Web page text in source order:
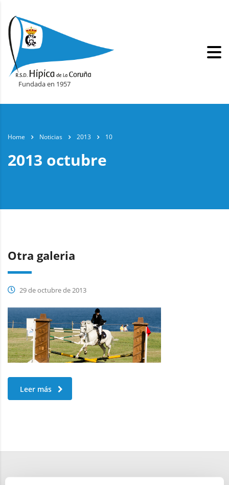
Fundada en 1957
Home Noticias 2013 10
2013 octubre
Otra galeria
29 de octubre de 2013
Leer más